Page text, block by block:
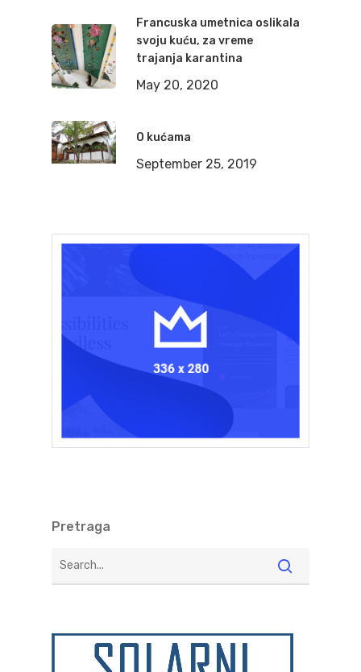
Francuska umetnica oslikala
svoju kuću, za vreme
trajanja karantina
May 20, 2020
O kućama
September 25, 2019
Pretraga